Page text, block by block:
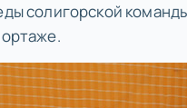
солигорской